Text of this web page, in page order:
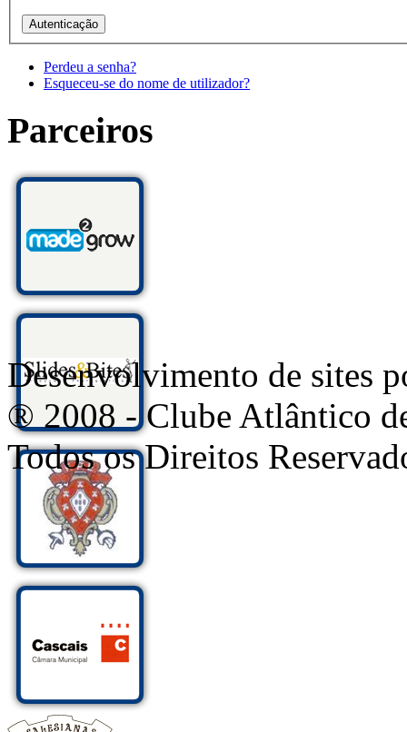
Perdeu a senha?
Esqueceu-se do nome de utilizador?
Parceiros
Desenvolvimento de sites
® 2008 - Clube Atlântico
Todos os Direitos